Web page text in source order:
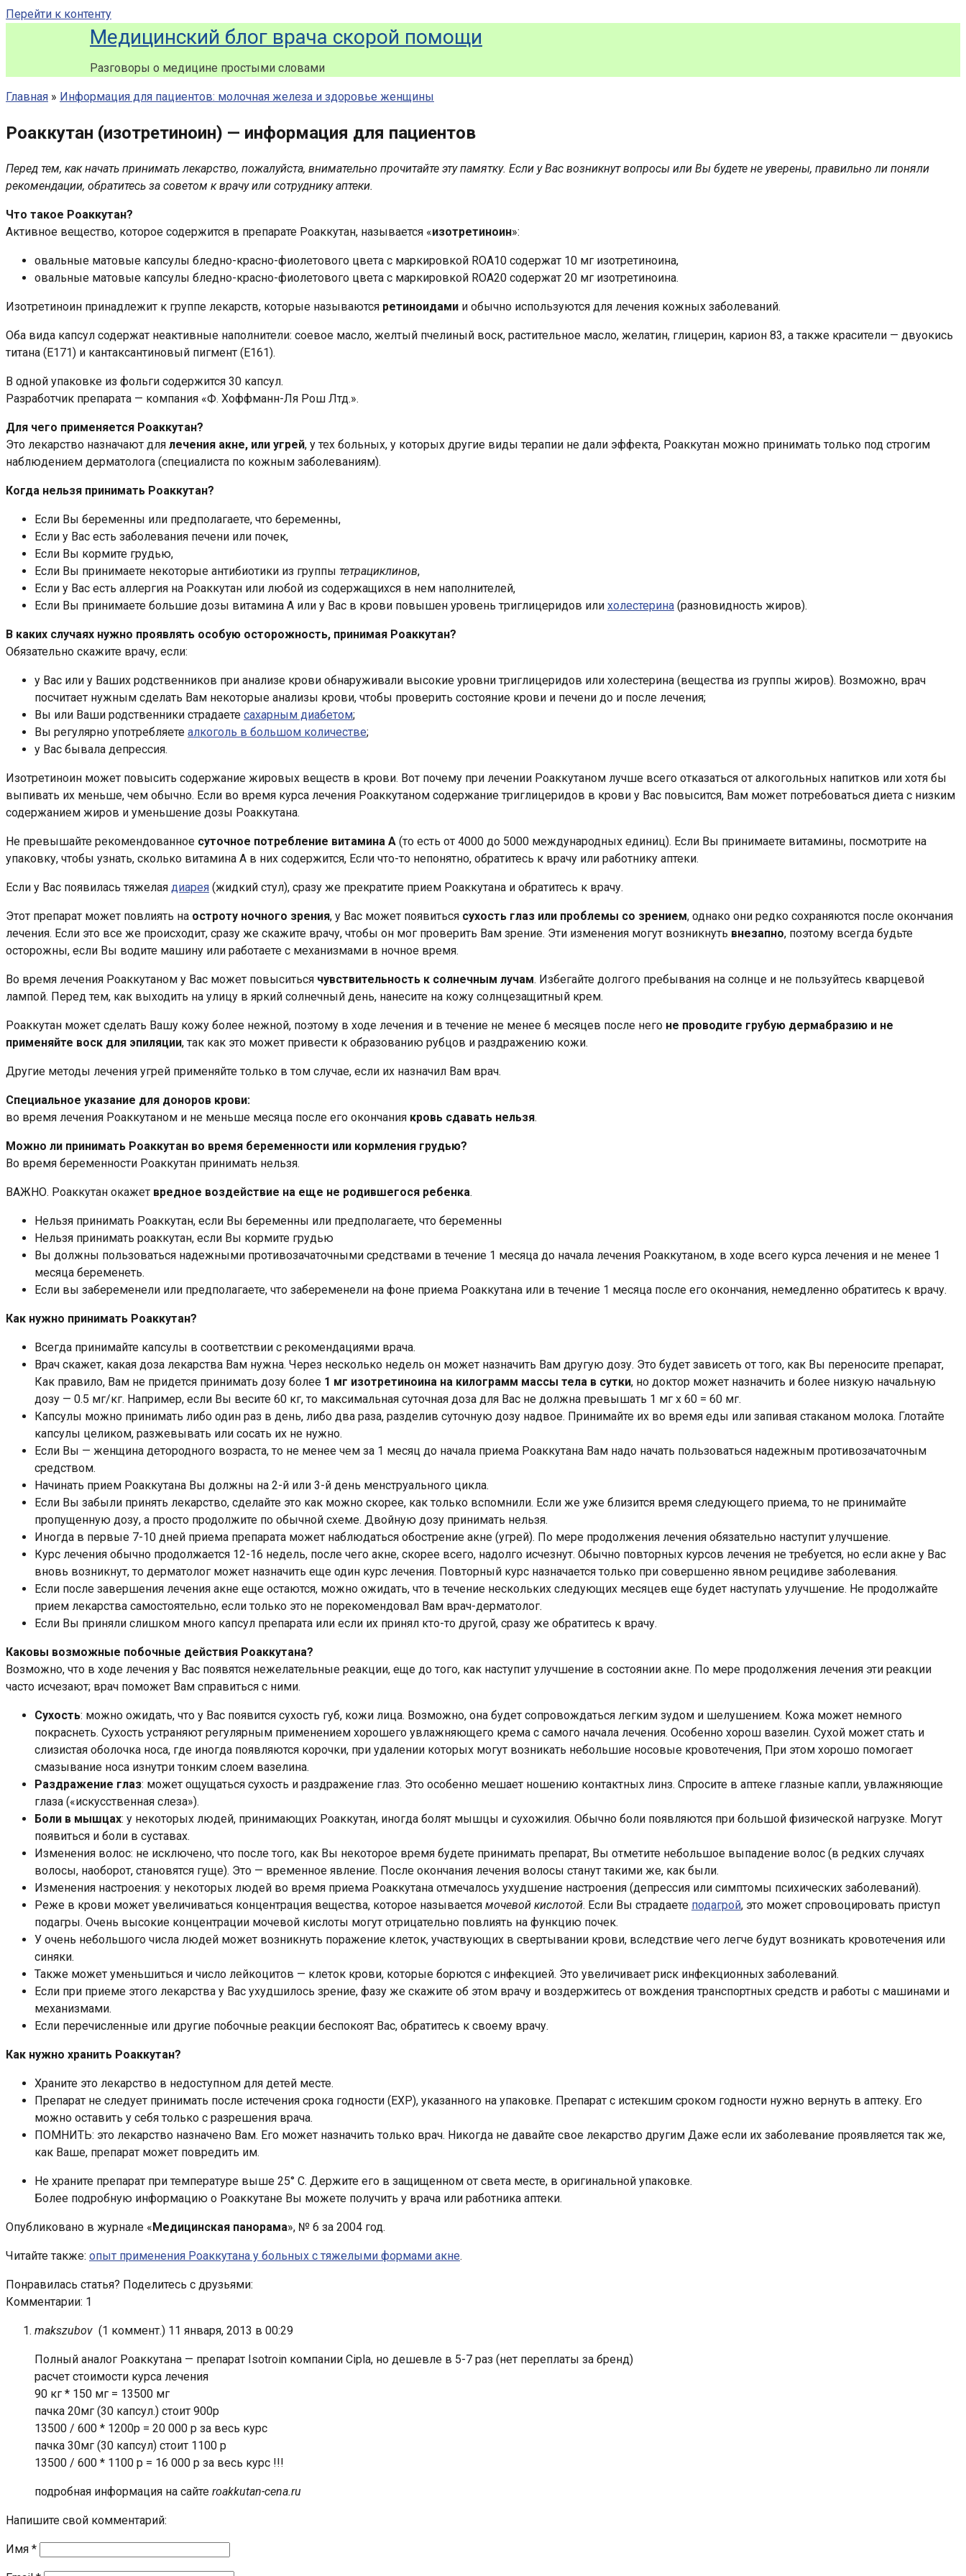
Перейти к контенту
Медицинский блог врача скорой помощи
Разговоры о медицине простыми словами
Главная » Информация для пациентов: молочная железа и здоровье женщины
Роаккутан (изотретиноин) — информация для пациентов
Перед тем, как начать принимать лекарство, пожалуйста, внимательно прочитайте эту памятку. Если у Вас возникнут вопросы или Вы будете не уверены, правильно ли поняли
рекомендации, обратитесь за советом к врачу или сотруднику аптеки.
Что такое Роаккутан?
Активное вещество, которое содержится в препарате Роаккутан, называется «изотретиноин»:
овальные матовые капсулы бледно-красно-фиолетового цвета с маркировкой ROA10 содержат 10 мг изотретиноина,
овальные матовые капсулы бледно-красно-фиолетового цвета с маркировкой ROA20 содержат 20 мг изотретиноина.
Изотретиноин принадлежит к группе лекарств, которые называются ретиноидами и обычно используются для лечения кожных заболеваний.
Оба вида капсул содержат неактивные наполнители: соевое масло, желтый пчелиный воск, растительное масло, желатин, глицерин, карион 83, а также красители — двуокись
титана (Е171) и кантаксантиновый пигмент (Е161).
В одной упаковке из фольги содержится 30 капсул.
Разработчик препарата — компания «Ф. Хоффманн-Ля Рош Лтд.».
Для чего применяется Роаккутан?
Это лекарство назначают для лечения акне, или угрей, у тех больных, у которых другие виды терапии не дали эффекта, Роаккутан можно принимать только под строгим
наблюдением дерматолога (специалиста по кожным заболеваниям).
Когда нельзя принимать Роаккутан?
Если Вы беременны или предполагаете, что беременны,
Если у Вас есть заболевания печени или почек,
Если Вы кормите грудью,
Если Вы принимаете некоторые антибиотики из группы тетрациклинов,
Если у Вас есть аллергия на Роаккутан или любой из содержащихся в нем наполнителей,
Если Вы принимаете большие дозы витамина А или у Вас в крови повышен уровень триглицеридов или холестерина (разновидность жиров).
В каких случаях нужно проявлять особую осторожность, принимая Роаккутан?
Обязательно скажите врачу, если:
у Вас или у Ваших родственников при анализе крови обнаруживали высокие уровни триглицеридов или холестерина (вещества из группы жиров). Возможно, врач
посчитает нужным сделать Вам некоторые анализы крови, чтобы проверить состояние крови и печени до и после лечения;
Вы или Ваши родственники страдаете сахарным диабетом;
Вы регулярно употребляете алкоголь в большом количестве;
у Вас бывала депрессия.
Изотретиноин может повысить содержание жировых веществ в крови. Вот почему при лечении Роаккутаном лучше всего отказаться от алкогольных напитков или хотя бы
выпивать их меньше, чем обычно. Если во время курса лечения Роаккутаном содержание триглицеридов в крови у Вас повысится, Вам может потребоваться диета с низким
содержанием жиров и уменьшение дозы Роаккутана.
Не превышайте рекомендованное суточное потребление витамина А (то есть от 4000 до 5000 международных единиц). Если Вы принимаете витамины, посмотрите на
упаковку, чтобы узнать, сколько витамина А в них содержится, Если что-то непонятно, обратитесь к врачу или работнику аптеки.
Если у Вас появилась тяжелая диарея (жидкий стул), сразу же прекратите прием Роаккутана и обратитесь к врачу.
Этот препарат может повлиять на остроту ночного зрения, у Вас может появиться сухость глаз или проблемы со зрением, однако они редко сохраняются после окончания
лечения. Если это все же происходит, сразу же скажите врачу, чтобы он мог проверить Вам зрение. Эти изменения могут возникнуть внезапно, поэтому всегда будьте
осторожны, если Вы водите машину или работаете с механизмами в ночное время.
Во время лечения Роаккутаном у Вас может повыситься чувствительность к солнечным лучам. Избегайте долгого пребывания на солнце и не пользуйтесь кварцевой
лампой. Перед тем, как выходить на улицу в яркий солнечный день, нанесите на кожу солнцезащитный крем.
Роаккутан может сделать Вашу кожу более нежной, поэтому в ходе лечения и в течение не менее 6 месяцев после него не проводите грубую дермабразию и не
применяйте воск для эпиляции, так как это может привести к образованию рубцов и раздражению кожи.
Другие методы лечения угрей применяйте только в том случае, если их назначил Вам врач.
Специальное указание для доноров крови:
во время лечения Роаккутаном и не меньше месяца после его окончания кровь сдавать нельзя.
Можно ли принимать Роаккутан во время беременности или кормления грудью?
Во время беременности Роаккутан принимать нельзя.
ВАЖНО. Роаккутан окажет вредное воздействие на еще не родившегося ребенка.
Нельзя принимать Роаккутан, если Вы беременны или предполагаете, что беременны
Нельзя принимать роаккутан, если Вы кормите грудью
Вы должны пользоваться надежными противозачаточными средствами в течение 1 месяца до начала лечения Роаккутаном, в ходе всего курса лечения и не менее 1
месяца беременеть.
Если вы забеременели или предполагаете, что забеременели на фоне приема Роаккутана или в течение 1 месяца после его окончания, немедленно обратитесь к врачу.
Как нужно принимать Роаккутан?
Всегда принимайте капсулы в соответствии с рекомендациями врача.
Врач скажет, какая доза лекарства Вам нужна. Через несколько недель он может назначить Вам другую дозу. Это будет зависеть от того, как Вы переносите препарат,
Как правило, Вам не придется принимать дозу более 1 мг изотретиноина на килограмм массы тела в сутки, но доктор может назначить и более низкую начальную
дозу — 0.5 мг/кг. Например, если Вы весите 60 кг, то максимальная суточная доза для Вас не должна превышать 1 мг х 60 = 60 мг.
Капсулы можно принимать либо один раз в день, либо два раза, разделив суточную дозу надвое. Принимайте их во время еды или запивая стаканом молока. Глотайте
капсулы целиком, разжевывать или сосать их не нужно.
Если Вы — женщина детородного возраста, то не менее чем за 1 месяц до начала приема Роаккутана Вам надо начать пользоваться надежным противозачаточным
средством.
Начинать прием Роаккутана Вы должны на 2-й или 3-й день менструального цикла.
Если Вы забыли принять лекарство, сделайте это как можно скорее, как только вспомнили. Если же уже близится время следующего приема, то не принимайте
пропущенную дозу, а просто продолжите по обычной схеме. Двойную дозу принимать нельзя.
Иногда в первые 7-10 дней приема препарата может наблюдаться обострение акне (угрей). По мере продолжения лечения обязательно наступит улучшение.
Курс лечения обычно продолжается 12-16 недель, после чего акне, скорее всего, надолго исчезнут. Обычно повторных курсов лечения не требуется, но если акне у Вас
вновь возникнут, то дерматолог может назначить еще один курс лечения. Повторный курс назначается только при совершенно явном рецидиве заболевания.
Если после завершения лечения акне еще остаются, можно ожидать, что в течение нескольких следующих месяцев еще будет наступать улучшение. Не продолжайте
прием лекарства самостоятельно, если только это не порекомендовал Вам врач-дерматолог.
Если Вы приняли слишком много капсул препарата или если их принял кто-то другой, сразу же обратитесь к врачу.
Каковы возможные побочные действия Роаккутана?
Возможно, что в ходе лечения у Вас появятся нежелательные реакции, еще до того, как наступит улучшение в состоянии акне. По мере продолжения лечения эти реакции
часто исчезают; врач поможет Вам справиться с ними.
Сухость: можно ожидать, что у Вас появится сухость губ, кожи лица. Возможно, она будет сопровождаться легким зудом и шелушением. Кожа может немного
покраснеть. Сухость устраняют регулярным применением хорошего увлажняющего крема с самого начала лечения. Особенно хорош вазелин. Сухой может стать и
слизистая оболочка носа, где иногда появляются корочки, при удалении которых могут возникать небольшие носовые кровотечения, При этом хорошо помогает
смазывание носа изнутри тонким слоем вазелина.
Раздражение глаз: может ощущаться сухость и раздражение глаз. Это особенно мешает ношению контактных линз. Спросите в аптеке глазные капли, увлажняющие
глаза («искусственная слеза»).
Боли в мышцах: у некоторых людей, принимающих Роаккутан, иногда болят мышцы и сухожилия. Обычно боли появляются при большой физической нагрузке. Могут
появиться и боли в суставах.
Изменения волос: не исключено, что после того, как Вы некоторое время будете принимать препарат, Вы отметите небольшое выпадение волос (в редких случаях
волосы, наоборот, становятся гуще). Это — временное явление. После окончания лечения волосы станут такими же, как были.
Изменения настроения: у некоторых людей во время приема Роаккутана отмечалось ухудшение настроения (депрессия или симптомы психических заболеваний).
Реже в крови может увеличиваться концентрация вещества, которое называется мочевой кислотой. Если Вы страдаете подагрой, это может спровоцировать приступ
подагры. Очень высокие концентрации мочевой кислоты могут отрицательно повлиять на функцию почек.
У очень небольшого числа людей может возникнуть поражение клеток, участвующих в свертывании крови, вследствие чего легче будут возникать кровотечения или
синяки.
Также может уменьшиться и число лейкоцитов — клеток крови, которые борются с инфекцией. Это увеличивает риск инфекционных заболеваний.
Если при приеме этого лекарства у Вас ухудшилось зрение, фазу же скажите об этом врачу и воздержитесь от вождения транспортных средств и работы с машинами и
механизмами.
Если перечисленные или другие побочные реакции беспокоят Вас, обратитесь к своему врачу.
Как нужно хранить Роаккутан?
Храните это лекарство в недоступном для детей месте.
Препарат не следует принимать после истечения срока годности (ЕХР), указанного на упаковке. Препарат с истекшим сроком годности нужно вернуть в аптеку. Его
можно оставить у себя только с разрешения врача.
ПОМНИТЬ: это лекарство назначено Вам. Его может назначить только врач. Никогда не давайте свое лекарство другим Даже если их заболевание проявляется так же,
как Ваше, препарат может повредить им.
Не храните препарат при температуре выше 25° С. Держите его в защищенном от света месте, в оригинальной упаковке.
Более подробную информацию о Роаккутане Вы можете получить у врача или работника аптеки.
Опубликовано в журнале «Медицинская панорама», № 6 за 2004 год.
Читайте также: опыт применения Роаккутана у больных с тяжелыми формами акне.
Понравилась статья? Поделитесь с друзьями:
Комментарии: 1
makszubov (1 коммент.) 11 января, 2013 в 00:29
Полный аналог Роаккутана — препарат Isotroin компании Cipla, но дешевле в 5-7 раз (нет переплаты за бренд)
расчет стоимости курса лечения
90 кг * 150 мг = 13500 мг
пачка 20мг (30 капсул.) стоит 900р
13500 / 600 * 1200р = 20 000 р за весь курс
пачка 30мг (30 капсул) стоит 1100 р
13500 / 600 * 1100 р = 16 000 р за весь курс !!!
подробная информация на сайте roakkutan-cena.ru
Напишите свой комментарий:
Имя *